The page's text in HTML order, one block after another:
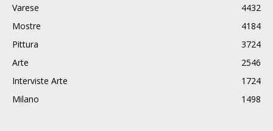
Varese
4432
Mostre
4184
Pittura
3724
Arte
2546
Interviste Arte
1724
Milano
1498